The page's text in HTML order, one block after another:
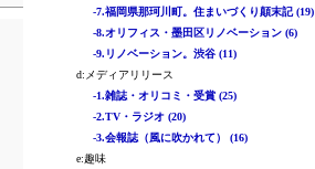
-7.福岡県那珂川町。住まいづくり顛末記 (19)
-8.オリフィス・墨田区リノベーション (6)
-9.リノベーション。渋谷 (11)
d:メディアリリース
-1.雑誌・オリコミ・受賞 (25)
-2.TV・ラジオ (20)
-3.会報誌（風に吹かれて） (16)
e:趣味